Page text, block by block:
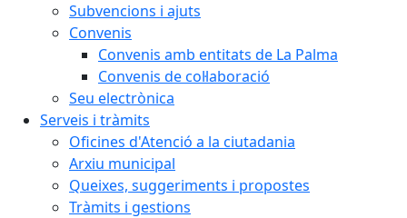
Subvencions i ajuts
Convenis
Convenis amb entitats de La Palma
Convenis de col·laboració
Seu electrònica
Serveis i tràmits
Oficines d'Atenció a la ciutadania
Arxiu municipal
Queixes, suggeriments i propostes
Tràmits i gestions